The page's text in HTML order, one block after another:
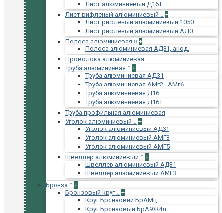
Лист алюминиевый Д16Т
Лист рифленый алюминиевый
+
Лист рифленый алюминиевый 1050
Лист рифленый алюминиевый АД0
Полоса алюминиевая
+
Полоса алюминиевая АД31, анод.
Проволока алюминиевая
Труба алюминиевая
+
Труба алюминиевая АД31
Труба алюминиевая АМг2 - АМг6
Труба алюминиевая Д16
Труба алюминиевая Д16Т
Труба профильная алюминиевая
Уголок алюминиевый
+
Уголок алюминиевый АД31
Уголок алюминиевый АМГ3
Уголок алюминиевый АМГ5
Швеллер алюминиевый
+
Швеллер алюминиевый АД31
Швеллер алюминиевый АМГ3
Бронза
+
Бронзовый круг
+
Круг Бронзовий БрАМц
Круг Бронзовый БрА9Ж4л